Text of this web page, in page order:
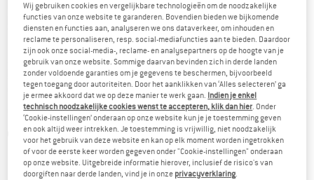
Gedetailleerde foto's
Wij gebruiken cookies en vergelijkbare technologieën om de noodzakelijke
functies van onze website te garanderen. Bovendien bieden we bijkomende
diensten en functies aan, analyseren we ons dataverkeer, om inhouden en
reclame te personaliseren, resp. social-mediafuncties aan te bieden. Daardoor
zijn ook onze social-media-, reclame- en analysepartners op de hoogte van je
gebruik van onze website. Sommige daarvan bevinden zich in derde landen
zonder voldoende garanties om je gegevens te beschermen, bijvoorbeeld
tegen toegang door autoriteiten. Door het aanklikken van ‘Alles selecteren’ ga
je ermee akkoord dat we op deze manier te werk gaan. Indien je enkel
technisch noodzakelijke cookies wenst te accepteren, klik dan hier. Onder
‘Cookie-instellingen’ onderaan op onze website kun je je toestemming geven
en ook altijd weer intrekken. Je toestemming is vrijwillig, niet noodzakelijk
voor het gebruik van deze website en kan op elk moment worden ingetrokken
of voor de eerste keer worden gegeven onder "Cookie-instellingen" onderaan
op onze website. Uitgebreide informatie hierover, inclusief de risico's van
doorgiften naar derde landen, vind je in onze privacyverklaring.